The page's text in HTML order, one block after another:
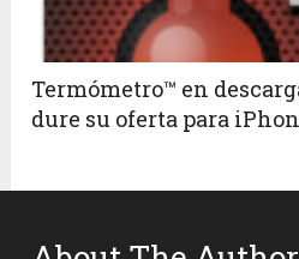
Termómetro™ en
dure su oferta para